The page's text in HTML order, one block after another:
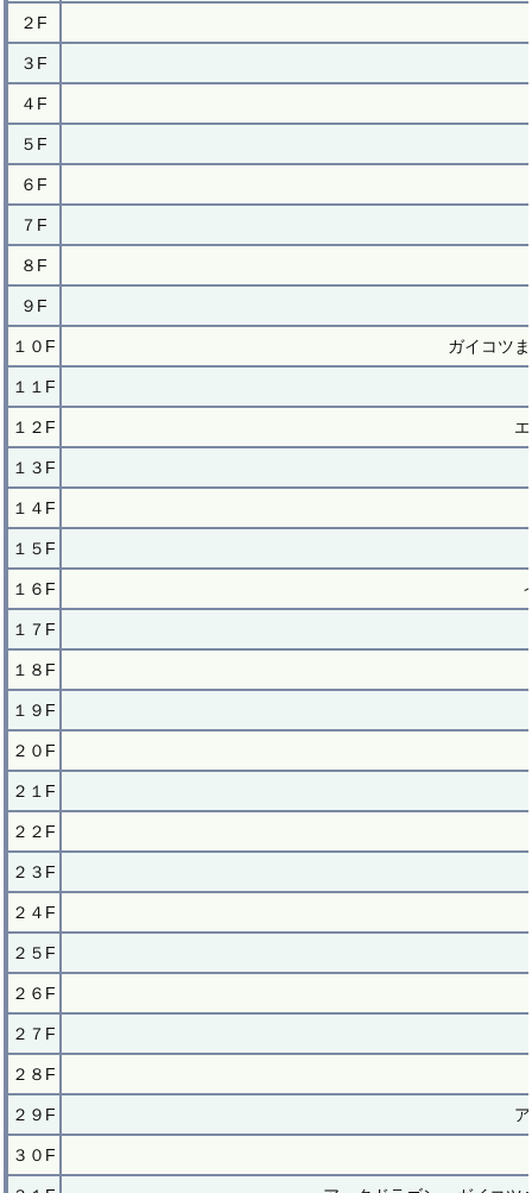
２F
３F
４F
５F
６F
７F
８F
９F
１０F ガイコツ
１１F
１２F
１３F
１４F
１５F
１６F
１７F
１８F
１９F
２０F
２１F
２２F
２３F
２４F
２５F
２６F
２７F
２８F
２９F
３０F